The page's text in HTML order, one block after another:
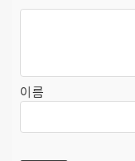
이름